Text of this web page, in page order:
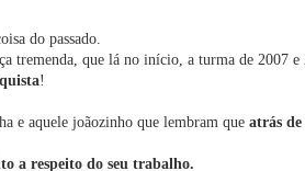
do passado.
tremenda, que lá no início, a turma de 2007 e
!
e aquele joãozinho que lembram que atrás
a respeito do seu trabalho.